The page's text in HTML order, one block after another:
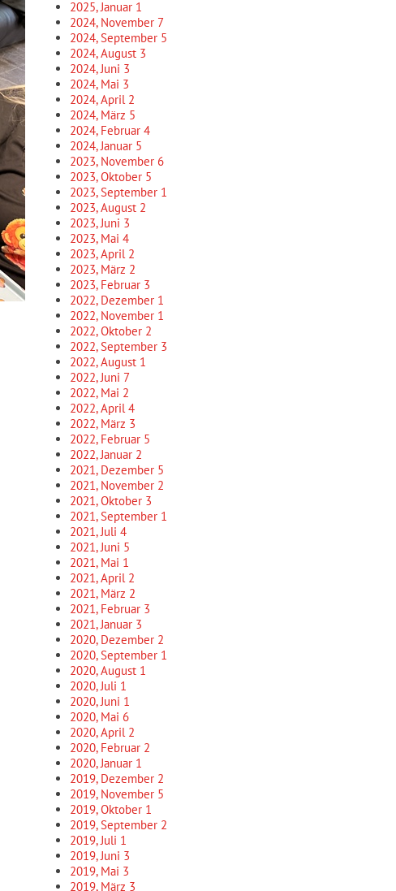
2025, Januar 1
2024, November 7
2024, September 5
2024, August 3
2024, Juni 3
2024, Mai 3
2024, April 2
2024, März 5
2024, Februar 4
2024, Januar 5
2023, November 6
2023, Oktober 5
2023, September 1
2023, August 2
2023, Juni 3
2023, Mai 4
2023, April 2
2023, März 2
2023, Februar 3
2022, Dezember 1
2022, November 1
2022, Oktober 2
2022, September 3
2022, August 1
2022, Juni 7
2022, Mai 2
2022, April4
2022, März 3
2022, Februar 5
2022, Januar 2
2021, Dezember 5
2021, November 2
2021, Oktober 3
2021, September 1
2021, Juli 4
2021, Juni 5
2021, Mai 1
2021, April 2
2021, März 2
2021, Februar 3
2021, Januar 3
2020, Dezember 2
2020, September 1
2020, August 1
2020, Juli 1
2020, Juni 1
2020, Mai 6
2020, April 2
2020, Februar 2
2020, Januar 1
2019, Dezember 2
2019, November 5
2019, Oktober 1
2019, September 2
2019, Juli 1
2019, Juni 3
2019, Mai 3
2019, März 3